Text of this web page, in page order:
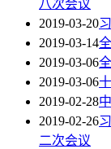
八次会议
2019-03-20
2019-03-14
2019-03-06
2019-03-06
2019-02-28
2019-02-26
二次会议